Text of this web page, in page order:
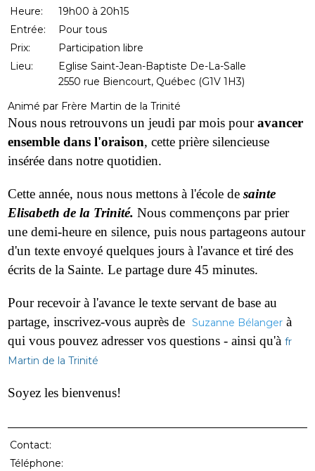
Heure:
19h00 à 20h15
Entrée:
Pour tous
Prix:
Participation libre
Lieu:
Eglise Saint-Jean-Baptiste De-La-Salle
2550 rue Biencourt, Québec (G1V 1H3)
Animé par Frère Martin de la Trinité
Nous nous retrouvons un jeudi par mois pouravancer
ensemble dans l'oraison, cette prière silencieuse
insérée dans notre quotidien.
Cette année, nous nous mettons à l'école desainte
Elisabeth de la Trinité. Nous commençons par prier
une demi-heure en silence, puis nous partageons autour
d'un texte envoyé quelques jours à l'avance et tiré des
écrits de la Sainte. Le partage dure 45 minutes.
Pour recevoir à l'avance le texte servant de base au
partage, inscrivez-vous auprès deSuzanne Bélanger à
qui vous pouvez adresser vos questions - ainsi qu'àfr
Martin de la Trinité
Soyez les bienvenus!
Contact:
Téléphone: